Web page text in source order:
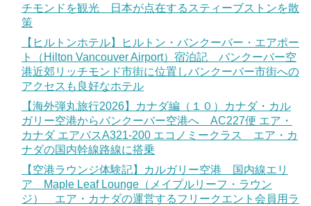
チモンドを観光 日本が点在するスティーブストンを散
策
【ヒルトンホテル】ヒルトン・バンクーバー・エアポー
ト（Hilton Vancouver Airport）宿泊記 バンクーバー空
港近郊リッチモンド市街に位置しバンクーバー市街への
アクセスも良好なホテル
【海外弾丸旅行2026】カナダ編（１０）カナダ・カル
ガリー空港からバンクーバー空港へ AC227便 エア・
カナダ エアバスA321-200 エコノミークラス エア・カ
ナダの国内幹線路線に搭乗
【空港ラウンジ体験記】カルガリー空港 国内線エリ
ア Maple Leaf Lounge（メイプルリーフ・ラウン
ジ） エア・カナダの運営するフリークエント会員用ラ